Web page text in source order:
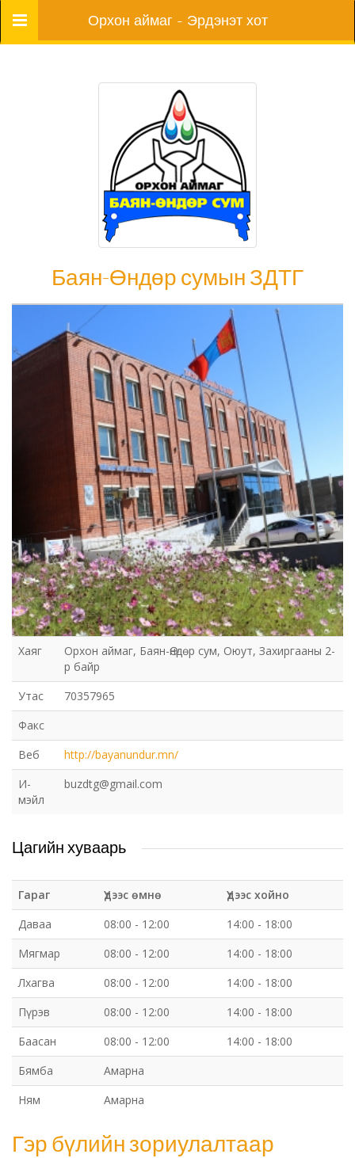
Цэс Орхон аймаг - Эрдэнэт хот
Баян-Өндөр сумын ЗДТГ
Хаяг
Орхон аймаг, Баян-Өндөр сум, Оюут, Захиргааны 2-
р байр
Утас
70357965
Факс
Веб
http://bayanundur.mn/
И-
мэйл
buzdtg@gmail.com
Цагийн хуваарь
Гараг Үдээс өмнө
Үдээс хойно
Даваа
08:00 - 12:00
14:00 - 18:00
Мягмар
08:00 - 12:00
14:00 - 18:00
Лхагва
08:00 - 12:00
14:00 - 18:00
Пүрэв
08:00 - 12:00
14:00 - 18:00
Баасан
08:00 - 12:00
14:00 - 18:00
Бямба
Амарна
Ням
Амарна
Гэр бүлийн зориулалтаар